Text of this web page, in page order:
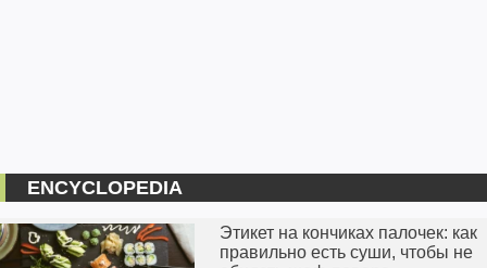
ENCYCLOPEDIA
Этикет на кончиках палочек: как
правильно есть суши, чтобы не